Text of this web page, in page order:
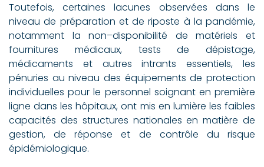
Toutefois, certaines lacunes observées dans le
niveau de préparation et de riposte à la pandémie,
notamment la non–disponibilité de matériels et
fournitures médicaux, tests de dépistage,
médicaments et autres intrants essentiels, les
pénuries au niveau des équipements de protection
individuelles pour le personnel soignant en première
ligne dans les hôpitaux, ont mis en lumière les faibles
capacités des structures nationales en matière de
gestion, de réponse et de contrôle du risque
épidémiologique.